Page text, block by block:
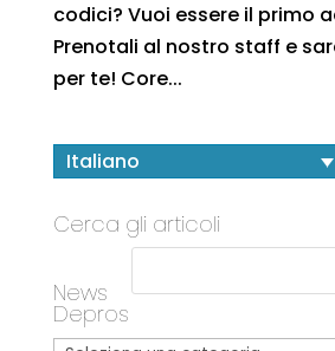
codici? Vuoi essere il primo
Prenotali al nostro staff e
per te! Core...
Italiano
Cerca gli articoli
News
Depros